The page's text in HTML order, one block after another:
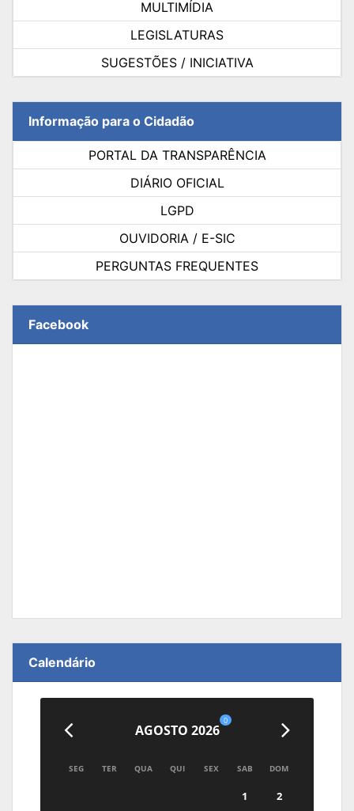
MULTIMÍDIA
LEGISLATURAS
SUGESTÕES / INICIATIVA
Informação para o Cidadão
PORTAL DA TRANSPARÊNCIA
DIÁRIO OFICIAL
LGPD
OUVIDORIA / E-SIC
PERGUNTAS FREQUENTES
Facebook
Calendário
AGOSTO 2026
0
SEG TER QUA QUI SEX SAB DOM
1
2